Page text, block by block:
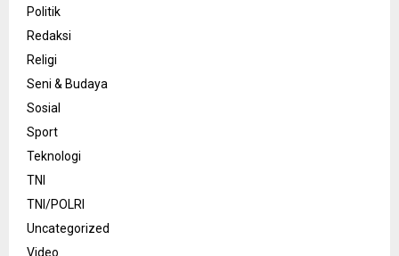
Politik
Redaksi
Religi
Seni & Budaya
Sosial
Sport
Teknologi
TNI
TNI/POLRI
Uncategorized
Video